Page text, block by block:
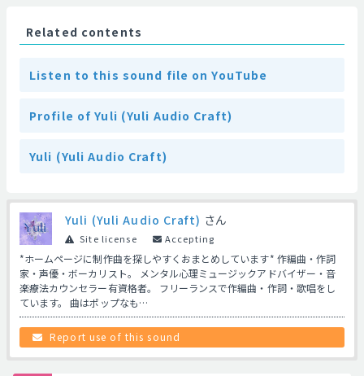
Related contents
Listen to this sound file on YouTube
Profile of Yuli (Yuli Audio Craft)
Yuli (Yuli Audio Craft)
Yuli (Yuli Audio Craft) さん
Site license Accepting
*ホームページに制作曲を探しやすくおまとめしています* 作編曲・作詞
家・声優・ボーカリスト。 メンタル心理ミュージックアドバイザー・音
楽療法カウンセラー有資格者。 フリーランスで作編曲・作詞・歌唱をし
ています。 曲はポップなも…
Report use of this sound